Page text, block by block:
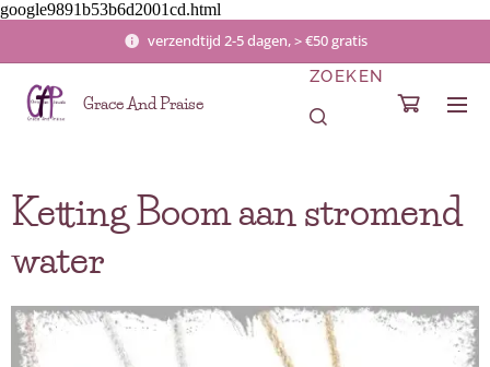
google9891b53b6d2001cd.html
verzendtijd 2-5 dagen, > €50 gratis
Grace And Praise
ZOEKEN
Ketting Boom aan stromend
water